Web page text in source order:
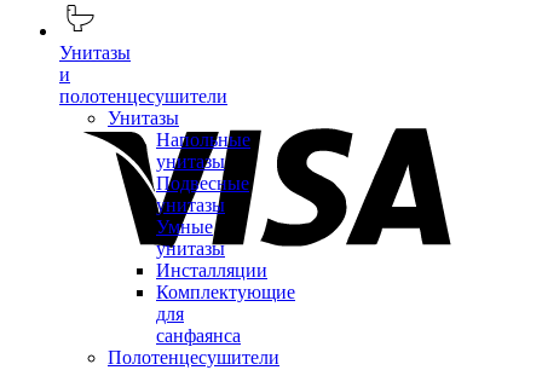
Унитазы
и
полотенцесушители
Унитазы
Напольные
унитазы
Подвесные
унитазы
Умные
унитазы
Инсталляции
Комплектующие
для
санфаянса
Полотенцесушители